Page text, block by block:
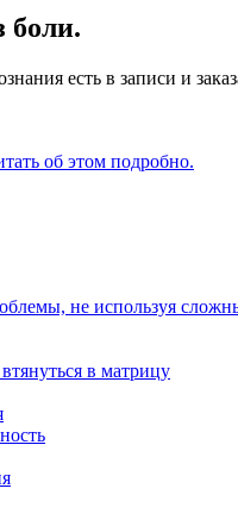
боли.
есть в записи и
об этом подробно.
не используя
в матрицу